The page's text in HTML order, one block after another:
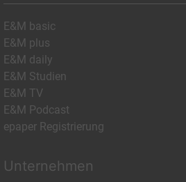
E&M basic
E&M plus
E&M daily
E&M Studien
E&M TV
E&M Podcast
epaper Registrierung
Unternehmen